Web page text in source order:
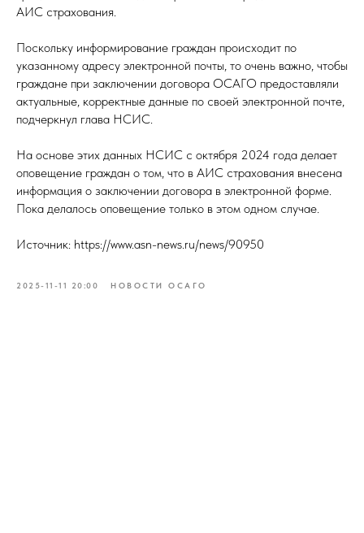
АИС страхования.
Поскольку информирование граждан происходит по
указанному адресу электронной почты, то очень важно, чтобы
граждане при заключении договора ОСАГО предоставляли
актуальные, корректные данные по своей электронной почте,
подчеркнул глава НСИС.
На основе этих данных НСИС с октября 2024 года делает
оповещение граждан о том, что в АИС страхования внесена
информация о заключении договора в электронной форме.
Пока делалось оповещение только в этом одном случае.
Источник: https://www.asn-news.ru/news/90950
2025-11-11 20:00 НОВОСТИ ОСАГО